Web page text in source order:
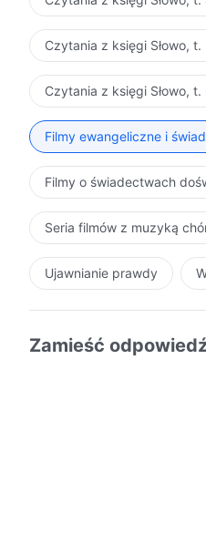
Czytania z księgi Słowo,
Czytania z księgi Słowo,
Filmy ewangeliczne i
Filmy o świadectwach
Seria filmów z muzyką
Ujawnianie prawdy
Zamieść